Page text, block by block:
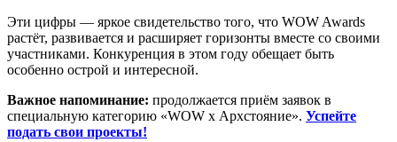
Эти цифры — яркое свидетельство того, что WOW Awards
растёт, развивается и расширяет горизонты вместе со своими
участниками. Конкуренция в этом году обещает быть
особенно острой и интересной.
Важное напоминание: продолжается приём заявок в
специальную категорию «WOW х Архстояние». Успейте
подать свои проекты!